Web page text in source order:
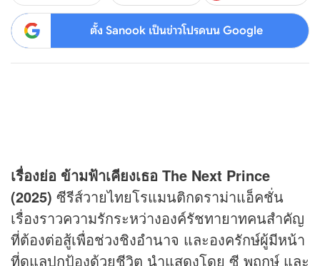
ตั้ง Sanook เป็นข่าวโปรดบน Google
เรื่องย่อ ข้ามฟ้าเคียงเธอ The Next Prince
(2025) ซีรีส์วายไทยโรแมนติกดราม่าแอ็คชั่น
เรื่องราวความรักระหว่างองค์รัชทายาทคนสำคัญ
ที่ต้องต่อสู้เพื่อช่วงชิงอำนาจ และองครักษ์ผู้มีหน้า
ที่ดูแลปกป้องด้วยชีวิต นำแสดงโดย ซี พฤกษ์ และ